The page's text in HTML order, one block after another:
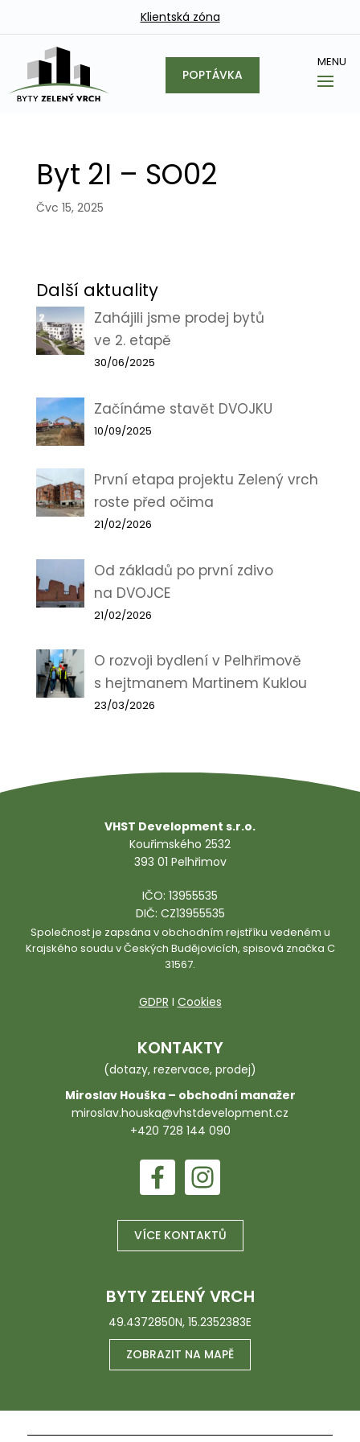
Klientská zóna
POPTÁVKA
Byt 2I – SO02
Čvc 15, 2025
Další aktuality
Zahájili jsme prodej bytů
ve 2. etapě
30/06/2025
Začínáme stavět DVOJKU
10/09/2025
První etapa projektu Zelený vrch
roste před očima
21/02/2026
Od základů po první zdivo
na DVOJCE
21/02/2026
O rozvoji bydlení v Pelhřimově
s hejtmanem Martinem Kuklou
23/03/2026
VHST Development s.r.o.
Kouřimského 2532
393 01 Pelhřimov
IČO: 13955535
DIČ: CZ13955535
Společnost je zapsána v obchodním rejstříku vedeném u
Krajského soudu v Českých Budějovicích, spisová značka C
31567.
GDPR I Cookies
KONTAKTY
(dotazy, rezervace, prodej)
Miroslav Houška – obchodní manažer
miroslav.houska@vhstdevelopment.cz
+420 728 144 090
VÍCE KONTAKTŮ
BYTY ZELENÝ VRCH
49.4372850N, 15.2352383E
ZOBRAZIT NA MAPĚ